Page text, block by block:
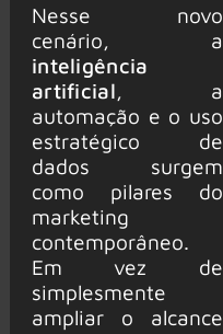
Nesse novo
cenário, a
inteligência
artificial , a
automação e o uso
estratégico de
dados surgem
como pilares do
marketing
contemporâneo.
Em vez de
simplesmente
ampliar o alcance